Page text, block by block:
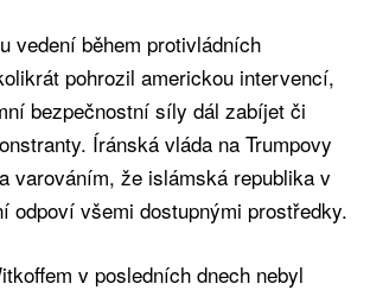
vedení během protivládních
pohrozil americkou intervencí,
bezpečnostní síly dál zabíjet či
Íránská vláda na Trumpovy
varováním, že islámská republika v
odpoví všemi dostupnými prostředky.
v posledních dnech nebyl